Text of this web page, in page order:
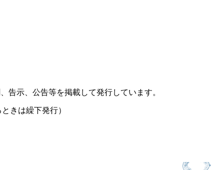
告示、公告等を掲載して発行しています。
きは繰下発行）